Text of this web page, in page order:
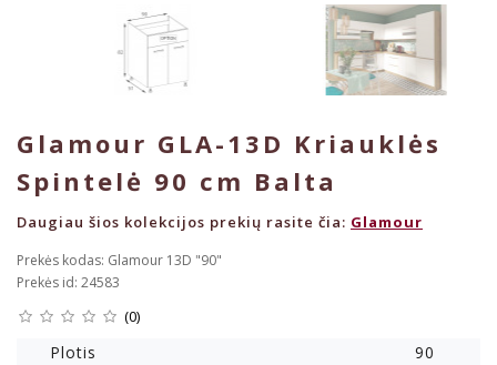
Glamour GLA-13D Kriauklės
Spintelė 90 cm Balta
Daugiau šios kolekcijos prekių rasite čia: Glamour
Prekės kodas: Glamour 13D "90"
Prekės id: 24583
(0)
Plotis
90